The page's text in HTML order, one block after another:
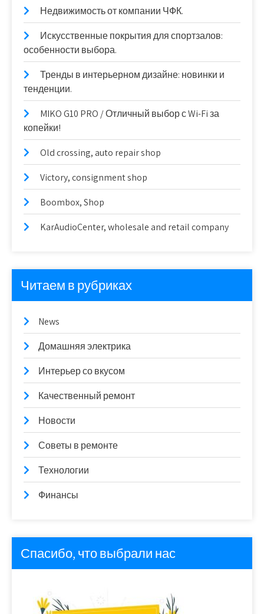
Недвижимость от компании ЧФК.
Искусственные покрытия для спортзалов:
особенности выбора.
Тренды в интерьерном дизайне: новинки и
тенденции.
MIKO G10 PRO / Отличный выбор с Wi-Fi за
копейки!
Old crossing, auto repair shop
Victory, consignment shop
Boombox, Shop
KarAudioCenter, wholesale and retail company
Читаем в рубриках
News
Домашняя электрика
Интерьер со вкусом
Качественный ремонт
Новости
Советы в ремонте
Технологии
Финансы
Спасибо, что выбрали нас